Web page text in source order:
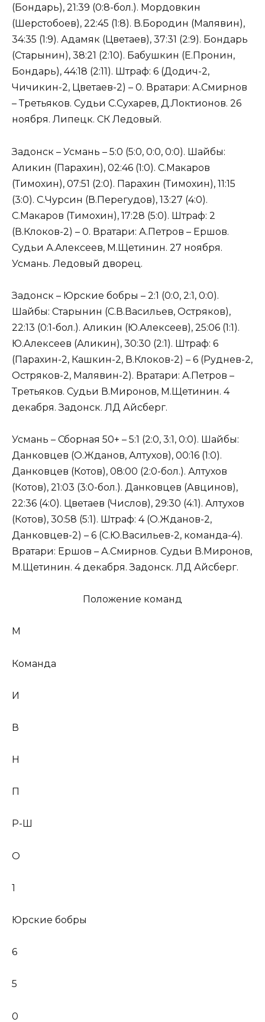
(Бондарь), 21:39 (0:8-бол.). Мордовкин
(Шерстобоев), 22:45 (1:8). В.Бородин (Малявин),
34:35 (1:9). Адамяк (Цветаев), 37:31 (2:9). Бондарь
(Старынин), 38:21 (2:10). Бабушкин (Е.Пронин,
Бондарь), 44:18 (2:11). Штраф: 6 (Додич-2,
Чичикин-2, Цветаев-2) – 0. Вратари: А.Смирнов
– Третьяков. Судьи С.Сухарев, Д.Локтионов. 26
ноября. Липецк. СК Ледовый.
Задонск – Усмань – 5:0 (5:0, 0:0, 0:0). Шайбы:
Аликин (Парахин), 02:46 (1:0). С.Макаров
(Тимохин), 07:51 (2:0). Парахин (Тимохин), 11:15
(3:0). С.Чурсин (В.Перегудов), 13:27 (4:0).
С.Макаров (Тимохин), 17:28 (5:0). Штраф: 2
(В.Клоков-2) – 0. Вратари: А.Петров – Ершов.
Судьи А.Алексеев, М.Щетинин. 27 ноября.
Усмань. Ледовый дворец.
Задонск – Юрские бобры – 2:1 (0:0, 2:1, 0:0).
Шайбы: Старынин (С.В.Васильев, Остряков),
22:13 (0:1-бол.). Аликин (Ю.Алексеев), 25:06 (1:1).
Ю.Алексеев (Аликин), 30:30 (2:1). Штраф: 6
(Парахин-2, Кашкин-2, В.Клоков-2) – 6 (Руднев-2,
Остряков-2, Малявин-2). Вратари: А.Петров –
Третьяков. Судьи В.Миронов, М.Щетинин. 4
декабря. Задонск. ЛД Айсберг.
Усмань – Сборная 50+ – 5:1 (2:0, 3:1, 0:0). Шайбы:
Данковцев (О.Жданов, Алтухов), 00:16 (1:0).
Данковцев (Котов), 08:00 (2:0-бол.). Алтухов
(Котов), 21:03 (3:0-бол.). Данковцев (Авцинов),
22:36 (4:0). Цветаев (Числов), 29:30 (4:1). Алтухов
(Котов), 30:58 (5:1). Штраф: 4 (О.Жданов-2,
Данковцев-2) – 6 (С.Ю.Васильев-2, команда-4).
Вратари: Ершов – А.Смирнов. Судьи В.Миронов,
М.Щетинин. 4 декабря. Задонск. ЛД Айсберг.
Положение команд
М
Команда
И
В
Н
П
Р-Ш
О
1
Юрские бобры
6
5
0